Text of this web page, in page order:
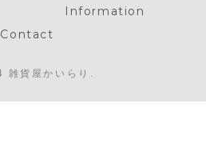
Information
Contact
貨屋かいらり.